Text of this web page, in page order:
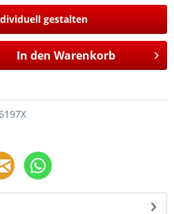
gestalten
In den Warenkorb